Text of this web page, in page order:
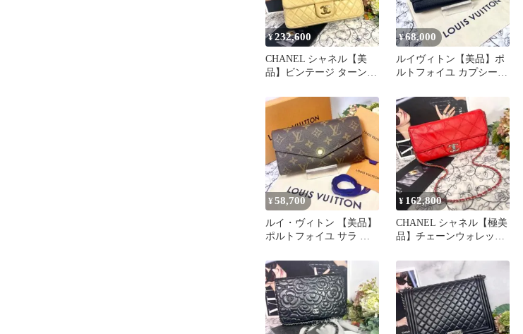
¥232,600
CHANEL シャネル【美
品】ビンテージ ターンロ
¥68,000
ルイヴィトン【美品】ポ
ルトフォイユ カプシーヌ
¥58,700
ルイ・ヴィトン 【美品】
ポルトフォイユ サラ モ
¥ 162,800
CHANEL シャネル【極美
品】チェーンウォレット
セ